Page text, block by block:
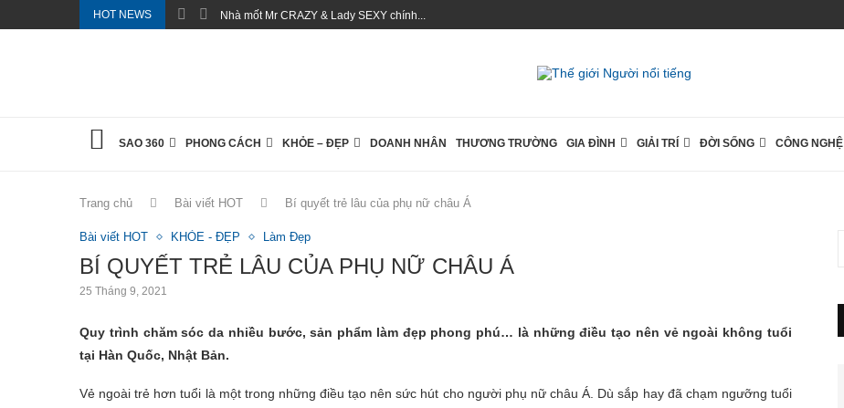
HOT NEWS Nhà mốt Mr CRAZY & Lady SEXY chính...
SAO 360 PHONG CÁCH KHỎE – ĐẸP DOANH NHÂN THƯƠNG TRƯỜNG GIA ĐÌNH GIẢI TRÍ ĐỜI SỐNG CÔNG NGHỆ
Trang chủ Bài viết HOT Bí quyết trẻ lâu của phụ nữ châu Á
Bài viết HOT KHỎE - ĐẸP Làm Đẹp
BÍ QUYẾT TRẺ LÂU CỦA PHỤ NỮ CHÂU Á
25 Tháng 9, 2021
Quy trình chăm sóc da nhiều bước, sản phẩm làm đẹp phong phú… là những điều tạo nên vẻ ngoài không tuổi
tại Hàn Quốc, Nhật Bản.
Vẻ ngoài trẻ hơn tuổi là một trong những điều tạo nên sức hút cho người phụ nữ châu Á. Dù sắp hay đã chạm ngưỡng tuổi